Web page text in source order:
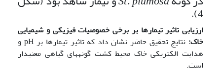
4).
ارزیابی تاثیر تیمارها بر برخی خصوصیات فیزیکی و شیمیایی
خاک:
نتایج تحقیق حاضر نشان داد که تاثیر تیمارها بر pH و
هدایت الکتریکی خاک محیط کشت گونه­های گیاهی معنی­دار
است.